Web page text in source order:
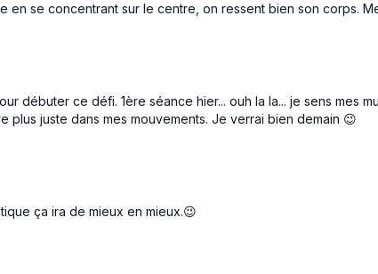
se concentrant sur le centre, on ressent bien son corps.
débuter ce défi. 1ère séance hier... ouh la la... je sens mes
juste dans mes mouvements. Je verrai bien demain 😉
ça ira de mieux en mieux.😉